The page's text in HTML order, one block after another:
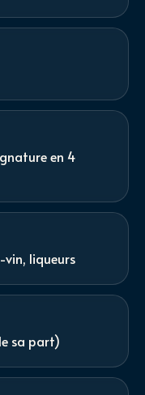
en 4
vin, liqueurs
sa part)